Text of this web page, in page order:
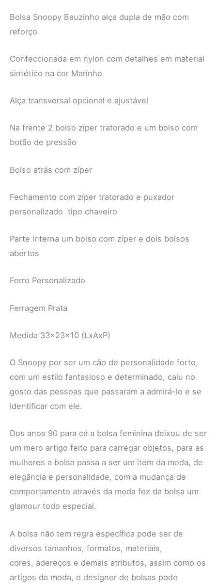
Bolsa Snoopy Bauzinho alça dupla de mão com
reforço
Confeccionada em nylon com detalhes em material
sintético na cor Marinho
Alça transversal opcional e ajustável
Na frente 2 bolso zíper tratorado e um bolso com
botão de pressão
Bolso atrás com zíper
Fechamento com zíper tratorado e puxador
personalizado tipo chaveiro
Parte interna um bolso com zíper e dois bolsos
abertos
Forro Personalizado
Ferragem Prata
Medida 33x23x10 (LxAxP)
O Snoopy por ser um cão de personalidade forte,
com um estilo fantasioso e determinado, caiu no
gosto das pessoas que passaram a admirá-lo e se
identificar com ele.
Dos anos 90 para cá a bolsa feminina deixou de ser
um mero artigo feito para carregar objetos, para as
mulheres a bolsa passa a ser um item da moda, de
elegância e personalidade, com a mudança de
comportamento através da moda fez da bolsa um
glamour todo especial.
A bolsa não tem regra específica pode ser de
diversos tamanhos, formatos, materiais,
cores, adereços e demais atributos, assim como os
artigos da moda, o designer de bolsas pode